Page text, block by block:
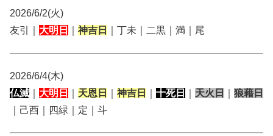
2026/6/2(火)
友引｜ 大明日 神吉日 ｜丁未｜二黒｜満｜尾
2026/6/4(木)
仏滅
大明日 天恩日 神吉日 十死日 天火日
狼藉日
｜己酉｜四緑｜定｜斗